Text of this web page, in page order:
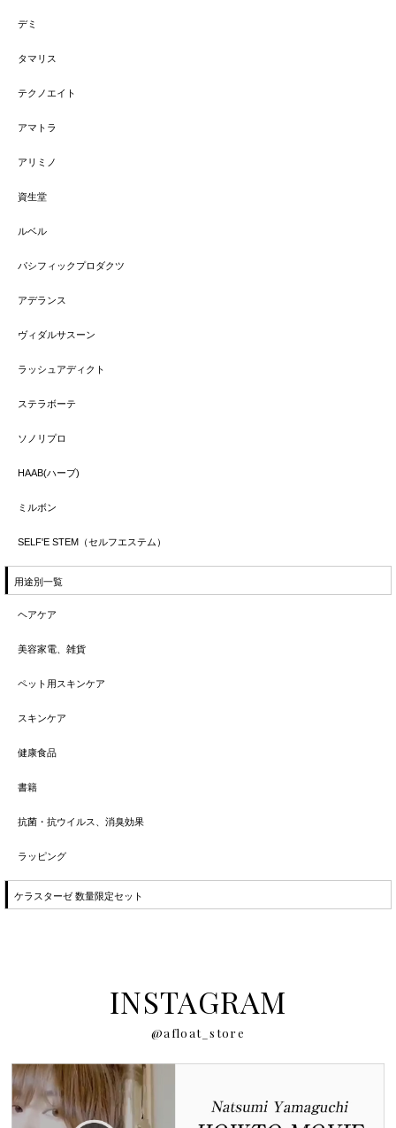
デミ
タマリス
テクノエイト
アマトラ
アリミノ
資生堂
ルベル
パシフィックプロダクツ
アデランス
ヴィダルサスーン
ラッシュアディクト
ステラボーテ
ソノリプロ
HAAB(ハーブ)
ミルボン
SELF'E STEM（セルフエステム）
用途別一覧
ヘアケア
美容家電、雑貨
ペット用スキンケア
スキンケア
健康食品
書籍
抗菌・抗ウイルス、消臭効果
ラッピング
ケラスターゼ 数量限定セット
INSTAGRAM
@afloat_store